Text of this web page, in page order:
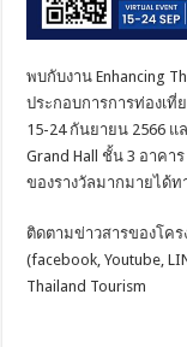
พบกับงาน Enhancing
ประกอบการการท่องเ
15-24 กันยายน 2566 แ
Grand Hall ชั้น 3 อาคา
ของรางวัลมากมายได้ท
ติดตามข่าวสารของโค
(facebook, Youtube,
Thailand Tourism